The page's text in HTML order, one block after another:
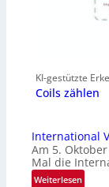
KI-gestützte
Coils zählen
International
Am 5.
Mal die
Weiterlesen: